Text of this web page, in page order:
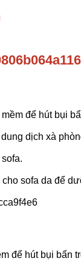
để hút bụi
dịch xà
sofa da để
để hút bụi bẩn